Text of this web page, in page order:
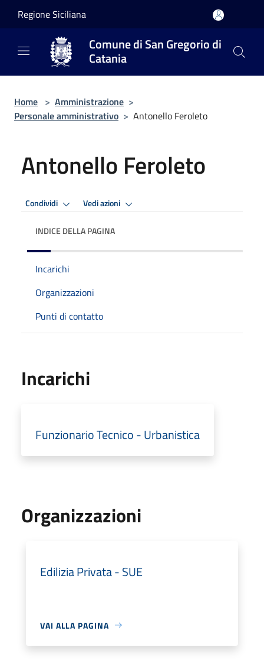
Regione Siciliana
Comune di San Gregorio di
Catania
Home > Amministrazione >
Personale amministrativo > Antonello Feroleto
Antonello Feroleto
Condividi Vedi azioni
INDICE DELLA PAGINA
Incarichi
Organizzazioni
Punti di contatto
Incarichi
Funzionario Tecnico - Urbanistica
Organizzazioni
Edilizia Privata - SUE
VAI ALLA PAGINA